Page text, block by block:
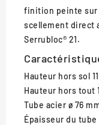
finition peinte sur
scellement direct
Serrubloc® 21.
Hauteur hors sol
Hauteur hors tout
Tube acier ø 76
Épaisseur du tube